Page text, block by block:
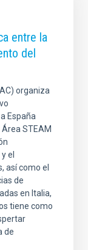
entre la
del
organiza
España
STEAM
el
así como el
de
en Italia,
tiene como
de